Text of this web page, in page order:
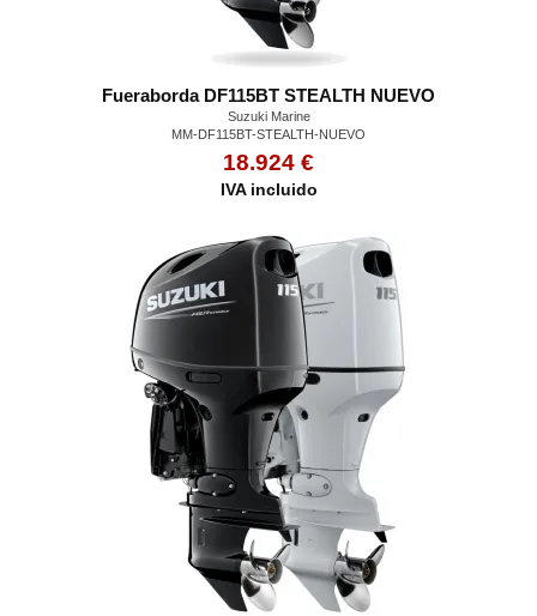
Fueraborda DF115BT STEALTH NUEVO
Suzuki Marine
MM-DF115BT-STEALTH-NUEVO
18.924 €
IVA incluido